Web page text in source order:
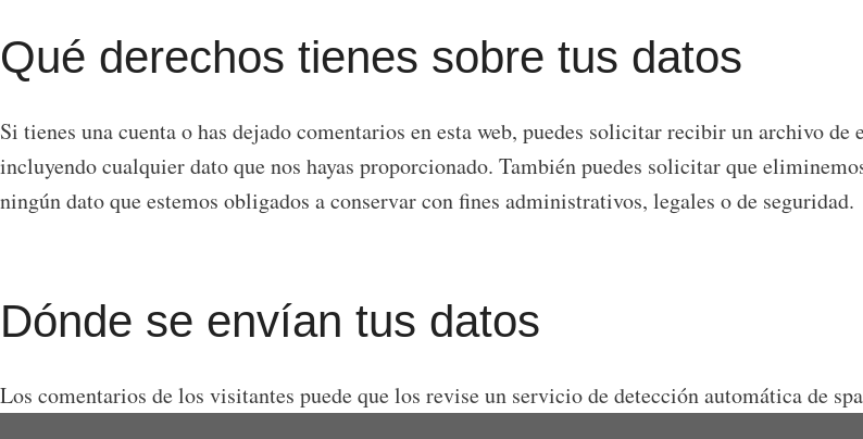
Qué derechos tienes sobre tus datos
Si tienes una cuenta o has dejado comentarios en esta web, puedes solicitar recibir un archivo
incluyendo cualquier dato que nos hayas proporcionado. También puedes solicitar que
ningún dato que estemos obligados a conservar con fines administrativos, legales o de seguridad.
Dónde se envían tus datos
Los comentarios de los visitantes puede que los revise un servicio de detección automática de